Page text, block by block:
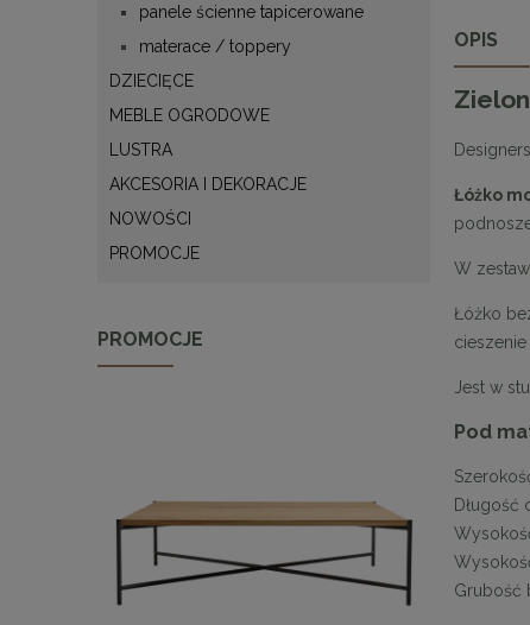
panele ścienne tapicerowane
materace / toppery
DZIECIĘCE
MEBLE OGRODOWE
LUSTRA
AKCESORIA I DEKORACJE
NOWOŚCI
PROMOCJE
PROMOCJE
OPIS
Łóżko
W
Łóżko
Jest w
Pod
Długość
Grubość